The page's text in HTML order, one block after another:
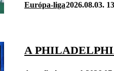
Európa-liga2026.08.03.
A